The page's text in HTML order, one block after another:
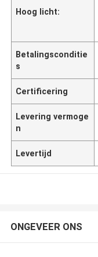
Hoog licht:
Betalingsconditie
s
Certificering
Levering vermoge
n
Levertijd
ONGEVEER ONS